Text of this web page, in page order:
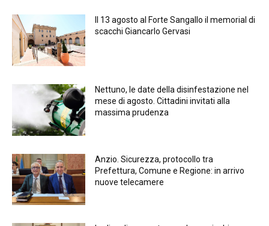
Il 13 agosto al Forte Sangallo il memorial di
scacchi Giancarlo Gervasi
Nettuno, le date della disinfestazione nel
mese di agosto. Cittadini invitati alla
massima prudenza
Anzio. Sicurezza, protocollo tra
Prefettura, Comune e Regione: in arrivo
nuove telecamere